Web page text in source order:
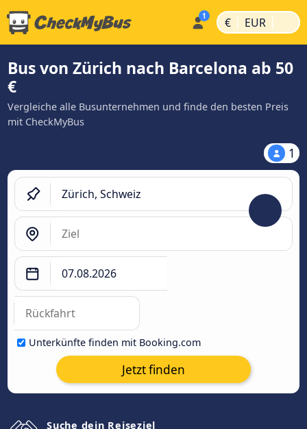
€ | EUR |
Bus von Zürich nach Barcelona ab 50
€
Vergleiche alle Busunternehmen und finde den besten Preis
mit CheckMyBus
1
Unterkünfte finden mit Booking.com
Jetzt finden
Suche dein Reiseziel